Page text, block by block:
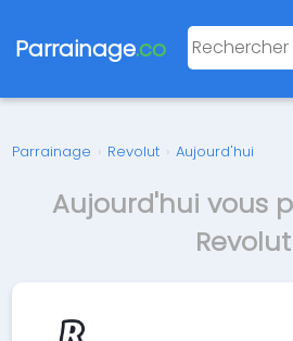
Parrainage.co
Parrainage › Revolut › Aujourd'hui
Aujourd'hui vous
Revolut